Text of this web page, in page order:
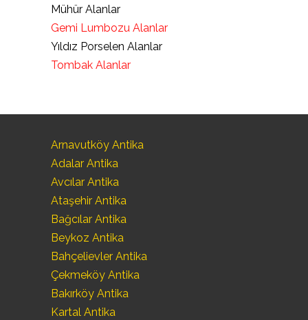
Mühür Alanlar
Gemi Lumbozu Alanlar
Yıldız Porselen Alanlar
Tombak Alanlar
Arnavutköy Antika
Adalar Antika
Avcılar Antika
Ataşehir Antika
Bağcılar Antika
Beykoz Antika
Bahçelievler Antika
Çekmeköy Antika
Bakırköy Antika
Kartal Antika